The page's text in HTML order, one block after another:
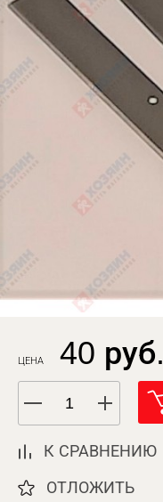
ЦЕНА 40 руб.
К СРАВНЕНИЮ
ОТЛОЖИТЬ